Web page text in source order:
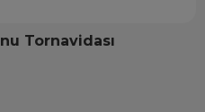
Tornavidası